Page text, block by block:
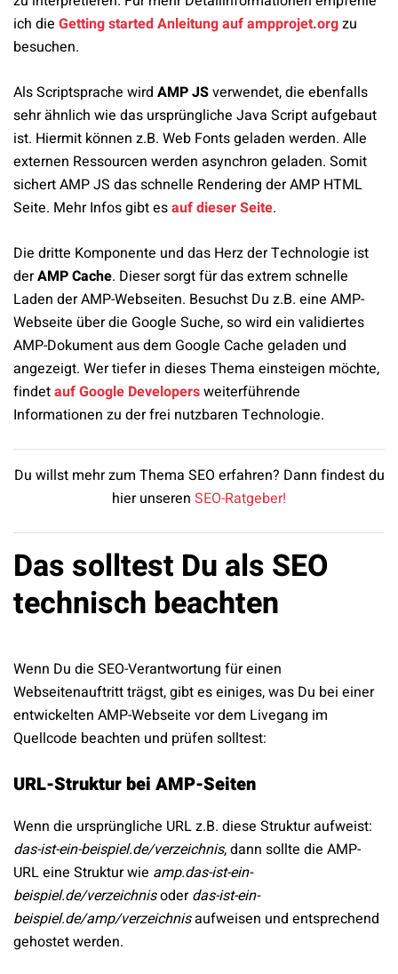
ich die Getting started Anleitung auf ampprojet.orgzu
besuchen.
Als Scriptsprache wird AMP JSverwendet, die ebenfalls
sehr ähnlich wie das ursprüngliche Java Script aufgebaut
ist. Hiermit können z.B. Web Fonts geladen werden. Alle
externen Ressourcen werden asynchron geladen. Somit
sichert AMP JS das schnelle Rendering der AMP HTML
Seite. Mehr Infos gibt esauf dieser Seite.
Die dritte Komponente und das Herz der Technologie ist
derAMP Cache. Dieser sorgt für das extrem schnelle
Laden der AMP-Webseiten. Besuchst Du z.B. eine AMP-
Webseite über die Google Suche, so wird ein validiertes
AMP-Dokument aus dem Google Cache geladen und
angezeigt. Wer tiefer in dieses Thema einsteigen möchte,
findetauf Google Developersweiterführende
Informationen zu der frei nutzbaren Technologie.
Du willst mehr zum Thema SEO erfahren? Dann findest du
hier unseren SEO-Ratgeber!
Das solltest Du als SEO
technisch beachten
Wenn Du die SEO-Verantwortung für einen
Webseitenauftritt trägst, gibt es einiges, was Du bei einer
entwickelten AMP-Webseite vor dem Livegang im
Quellcode beachten und prüfen solltest:
URL-Struktur bei AMP-Seiten
Wenn die ursprüngliche URL z.B. diese Struktur aufweist:
das-ist-ein-beispiel.de/verzeichnis, dann sollte die AMP-
URL eine Struktur wie amp.das-ist-ein-
beispiel.de/verzeichnisoderdas-ist-ein-
beispiel.de/amp/verzeichnisaufweisen und entsprechend
gehostet werden.